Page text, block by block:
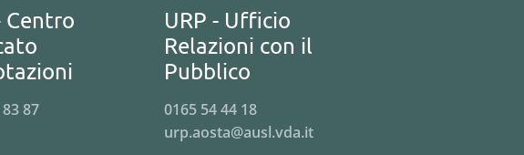
Centro
87
URP - Ufficio
Relazioni con il
Pubblico
0165 54 44 18
urp.aosta@ausl.vda.it